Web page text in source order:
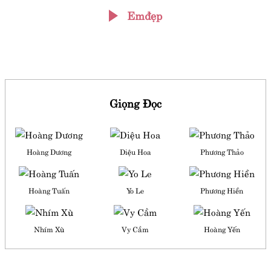
Emđẹp
Giọng Đọc
Hoàng Dương Diệu Hoa Phương Thảo
Hoàng Tuấn Yo Le Phương Hiền
Nhím Xù Vy Cầm Hoàng Yến